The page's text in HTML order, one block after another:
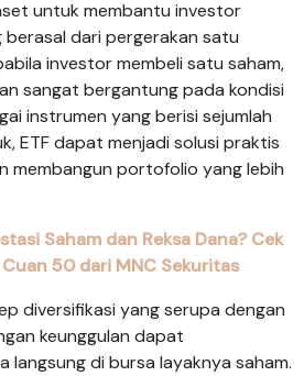
untuk membantu investor
berasal dari pergerakan satu
investor membeli satu saham,
sangat bergantung pada kondisi
instrumen yang berisi sejumlah
ETF dapat menjadi solusi praktis
membangun portofolio yang lebih
Saham dan Reksa Dana? Cek
50 dari MNC Sekuritas
diversifikasi yang serupa dengan
keunggulan dapat
langsung di bursa layaknya saham.